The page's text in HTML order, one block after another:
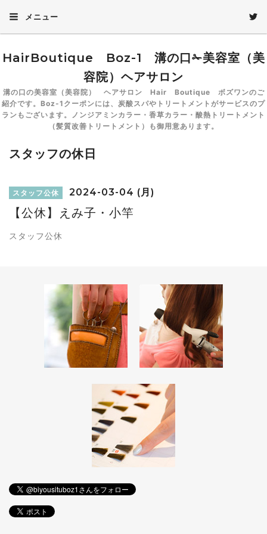
メニュー
HairBoutique Boz-1 溝の口✁美容室（美
容院）ヘアサロン
溝の口の美容室（美容院） ヘアサロン Hair Boutique ボズワンのご
紹介です。Boz-1クーポンには、炭酸スパやトリートメントがサービスのプ
ランもございます。ノンジアミンカラー・香草カラー・酸熱トリートメント
（髪質改善トリートメント）も御用意あります。
スタッフの休日
スタッフ公休 2024-03-04 (月)
【公休】えみ子・小竿
スタッフ公休